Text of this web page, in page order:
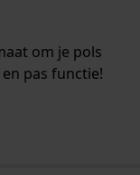
om je pols
pas functie!